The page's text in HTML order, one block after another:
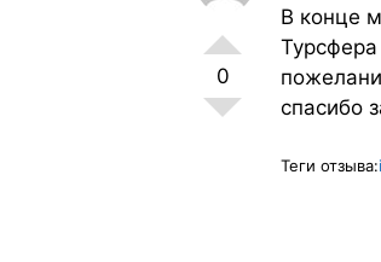
0
В конце
спасибо
Теги отзыва: